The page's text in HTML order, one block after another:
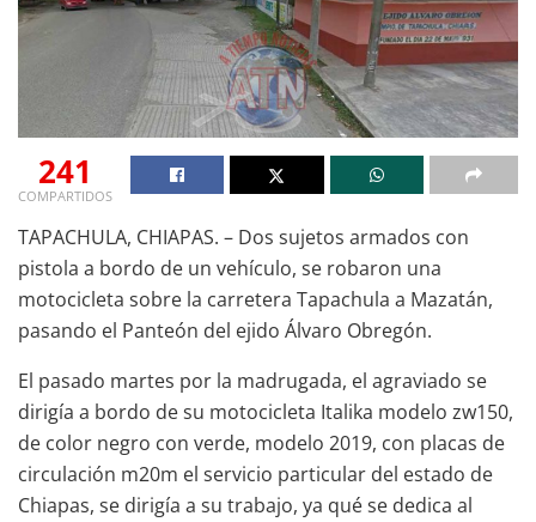
241
COMPARTIDOS
TAPACHULA, CHIAPAS. – Dos sujetos armados con
pistola a bordo de un vehículo, se robaron una
motocicleta sobre la carretera Tapachula a Mazatán,
pasando el Panteón del ejido Álvaro Obregón.
El pasado martes por la madrugada, el agraviado se
dirigía a bordo de su motocicleta Italika modelo zw150,
de color negro con verde, modelo 2019, con placas de
circulación m20m el servicio particular del estado de
Chiapas, se dirigía a su trabajo, ya qué se dedica al